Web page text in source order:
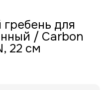
для
/ Carbon
22 см